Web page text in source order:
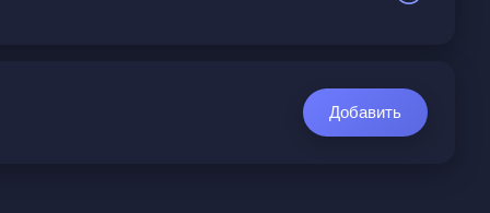
Добавить